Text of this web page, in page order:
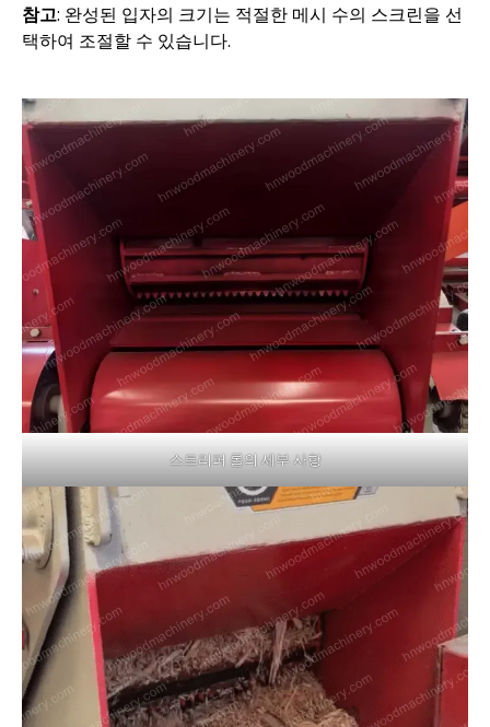
참고: 완성된 입자의 크기는 적절한 메시 수의 스크린을 선
택하여 조절할 수 있습니다.
스트리퍼 롤의 세부 사항